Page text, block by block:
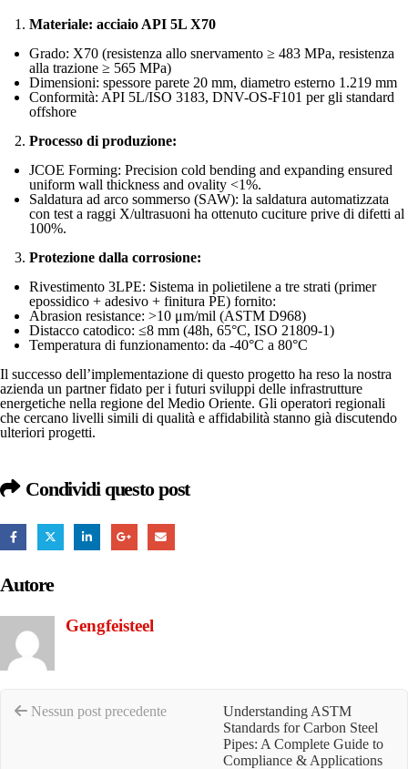
Materiale: acciaio API 5L X70
Grado: X70 (resistenza allo snervamento ≥ 483 MPa, resistenza
alla trazione ≥ 565 MPa)
Dimensioni: spessore parete 20 mm, diametro esterno 1.219 mm
Conformità: API 5L/ISO 3183, DNV-OS-F101 per gli standard
offshore
Processo di produzione:
JCOE Forming: Precision cold bending and expanding ensured
uniform wall thickness and ovality <1%.
Saldatura ad arco sommerso (SAW): la saldatura automatizzata
con test a raggi X/ultrasuoni ha ottenuto cuciture prive di difetti al
100%.
Protezione dalla corrosione:
Rivestimento 3LPE: Sistema in polietilene a tre strati (primer
epossidico + adesivo + finitura PE) fornito:
Abrasion resistance: >10 μm/mil (ASTM D968)
Distacco catodico: ≤8 mm (48h, 65°C, ISO 21809-1)
Temperatura di funzionamento: da -40°C a 80°C
Il successo dell’implementazione di questo progetto ha reso la nostra
azienda un partner fidato per i futuri sviluppi delle infrastrutture
energetiche nella regione del Medio Oriente. Gli operatori regionali
che cercano livelli simili di qualità e affidabilità stanno già discutendo
ulteriori progetti.
Condividi questo post
Autore
Gengfeisteel
Nessun post precedente
Understanding ASTM
Standards for Carbon Steel
Pipes: A Complete Guide to
Compliance & Applications